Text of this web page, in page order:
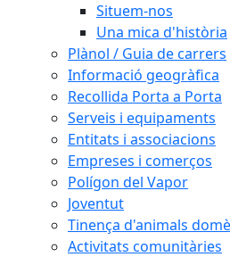
Situem-nos
Una mica d'història
Plànol / Guia de carrers
Informació geogràfica
Recollida Porta a Porta
Serveis i equipaments
Entitats i associacions
Empreses i comerços
Polígon del Vapor
Joventut
Tinença d'animals
Activitats comunitàries